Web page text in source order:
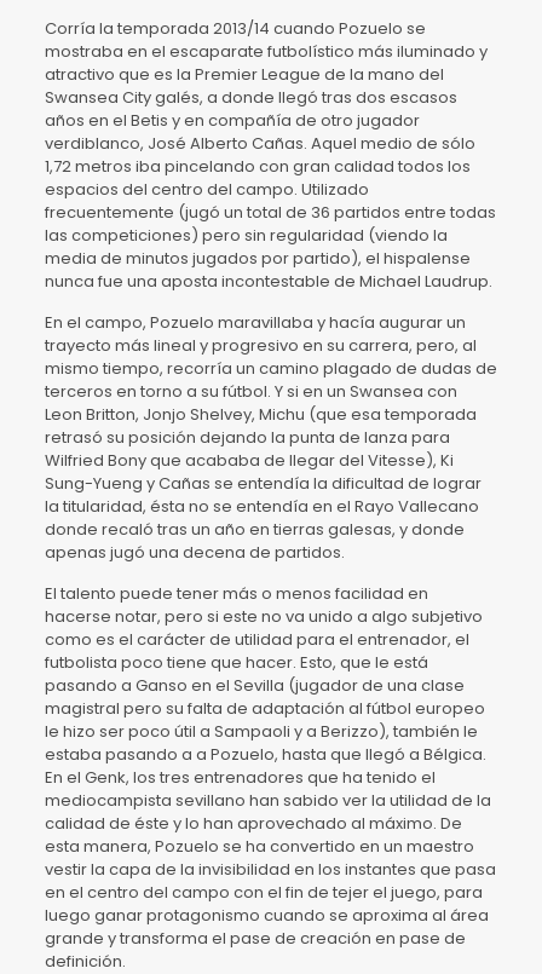
Corría la temporada 2013/14 cuando Pozuelo se
mostraba en el escaparate futbolístico más iluminado y
atractivo que es la Premier League de la mano del
Swansea City galés, a donde llegó tras dos escasos
años en el Betis y en compañía de otro jugador
verdiblanco, José Alberto Cañas. Aquel medio de sólo
1,72 metros iba pincelando con gran calidad todos los
espacios del centro del campo. Utilizado
frecuentemente (jugó un total de 36 partidos entre todas
las competiciones) pero sin regularidad (viendo la
media de minutos jugados por partido), el hispalense
nunca fue una aposta incontestable de Michael Laudrup.
En el campo, Pozuelo maravillaba y hacía augurar un
trayecto más lineal y progresivo en su carrera, pero, al
mismo tiempo, recorría un camino plagado de dudas de
terceros en torno a su fútbol. Y si en un Swansea con
Leon Britton, Jonjo Shelvey, Michu (que esa temporada
retrasó su posición dejando la punta de lanza para
Wilfried Bony que acababa de llegar del Vitesse), Ki
Sung-Yueng y Cañas se entendía la dificultad de lograr
la titularidad, ésta no se entendía en el Rayo Vallecano
donde recaló tras un año en tierras galesas, y donde
apenas jugó una decena de partidos.
El talento puede tener más o menos facilidad en
hacerse notar, pero si este no va unido a algo subjetivo
como es el carácter de utilidad para el entrenador, el
futbolista poco tiene que hacer. Esto, que le está
pasando a Ganso en el Sevilla (jugador de una clase
magistral pero su falta de adaptación al fútbol europeo
le hizo ser poco útil a Sampaoli y a Berizzo), también le
estaba pasando a a Pozuelo, hasta que llegó a Bélgica.
En el Genk, los tres entrenadores que ha tenido el
mediocampista sevillano han sabido ver la utilidad de la
calidad de éste y lo han aprovechado al máximo. De
esta manera, Pozuelo se ha convertido en un maestro
vestir la capa de la invisibilidad en los instantes que pasa
en el centro del campo con el fin de tejer el juego, para
luego ganar protagonismo cuando se aproxima al área
grande y transforma el pase de creación en pase de
definición.